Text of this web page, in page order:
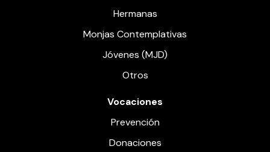
Hermanas
Monjas Contemplativas
Jóvenes (MJD)
Otros
Vocaciones
Prevención
Donaciones